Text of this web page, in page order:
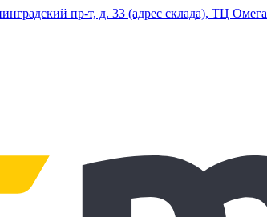
пр-т, д. 33 (адрес склада), ТЦ Омега